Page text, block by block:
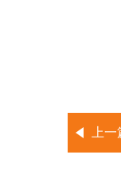
上